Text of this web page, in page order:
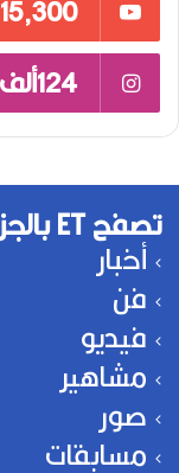
15٬300
124ألف
تصفح ET بالجزائري
أخبار
فن
فيديو
مشاهير
صور
مسابقات